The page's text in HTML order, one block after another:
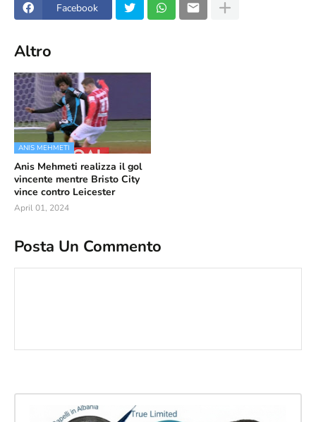
Facebook
Altro
ANIS MEHMETI
Anis Mehmeti realizza il gol
vincente mentre Bristo City
vince contro Leicester
April 01, 2024
Posta Un Commento